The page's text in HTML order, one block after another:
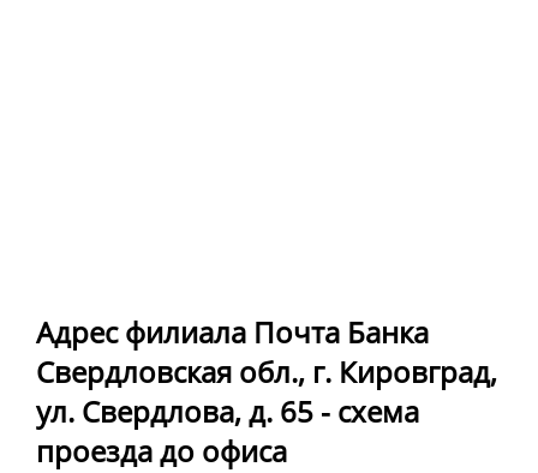
Адрес филиала Почта Банка
Свердловская обл., г. Кировград,
ул. Свердлова, д. 65 - схема
проезда до офиса